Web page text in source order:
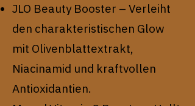
JLO Beauty Booster – Verleiht
den charakteristischen Glow
mit Olivenblattextrakt,
Niacinamid und kraftvollen
Antioxidantien.